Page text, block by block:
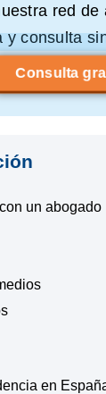
red de
y consulta
Consulta
un abogado
en